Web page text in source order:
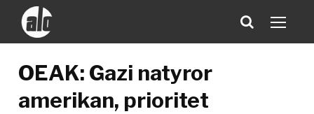
OEAK: Gazi natyror
amerikan, prioritet